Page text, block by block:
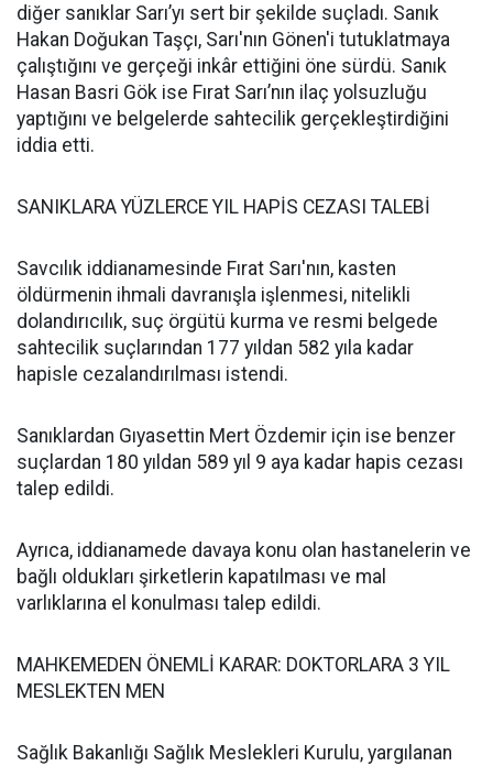
diğer sanıklar Sarı’yı sert bir şekilde suçladı. Sanık
Hakan Doğukan Taşçı, Sarı'nın Gönen'i tutuklatmaya
çalıştığını ve gerçeği inkâr ettiğini öne sürdü. Sanık
Hasan Basri Gök ise Fırat Sarı’nın ilaç yolsuzluğu
yaptığını ve belgelerde sahtecilik gerçekleştirdiğini
iddia etti.
SANIKLARA YÜZLERCE YIL HAPİS CEZASI TALEBİ
Savcılık iddianamesinde Fırat Sarı'nın, kasten
öldürmenin ihmali davranışla işlenmesi, nitelikli
dolandırıcılık, suç örgütü kurma ve resmi belgede
sahtecilik suçlarından 177 yıldan 582 yıla kadar
hapisle cezalandırılması istendi.
Sanıklardan Gıyasettin Mert Özdemir için ise benzer
suçlardan 180 yıldan 589 yıl 9 aya kadar hapis cezası
talep edildi.
Ayrıca, iddianamede davaya konu olan hastanelerin ve
bağlı oldukları şirketlerin kapatılması ve mal
varlıklarına el konulması talep edildi.
MAHKEMEDEN ÖNEMLİ KARAR: DOKTORLARA 3 YIL
MESLEKTEN MEN
Sağlık Bakanlığı Sağlık Meslekleri Kurulu, yargılanan